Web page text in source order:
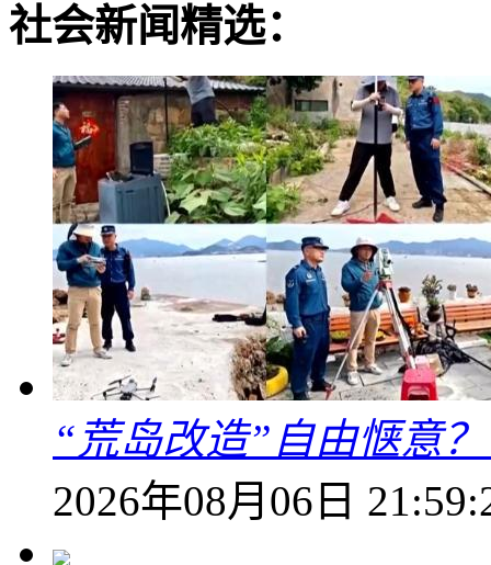
社会新闻精选：
“荒岛改造”自由惬意
2026年08月06日